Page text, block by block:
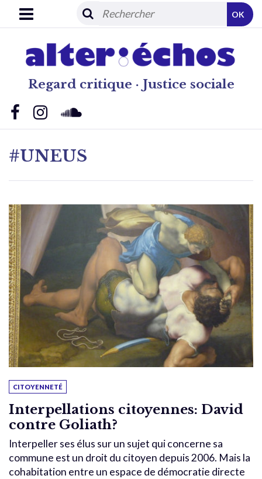
Regard critique · Justice sociale
OK
#UNEUS
CITOYENNETÉ
Interpellations citoyennes: David
contre Goliath?
Interpeller ses élus sur un sujet qui concerne sa
commune est un droit du citoyen depuis 2006. Mais la
cohabitation entre un espace de démocratie directe